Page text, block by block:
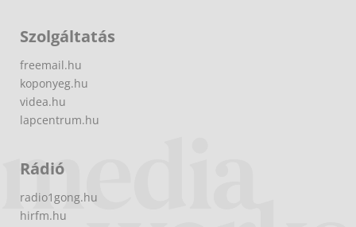
Szolgáltatás
freemail.hu
koponyeg.hu
videa.hu
lapcentrum.hu
Rádió
radio1gong.hu
hirfm.hu